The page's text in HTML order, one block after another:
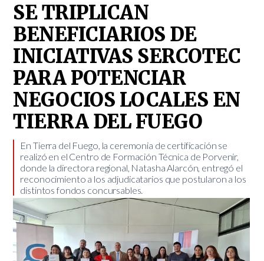
SE TRIPLICAN
BENEFICIARIOS DE
INICIATIVAS SERCOTEC
PARA POTENCIAR
NEGOCIOS LOCALES EN
TIERRA DEL FUEGO
​En Tierra del Fuego, la ceremonia de certificación se
realizó en el Centro de Formación Técnica de Porvenir,
donde la directora regional, Natasha Alarcón, entregó el
reconocimiento a los adjudicatarios que postularon a los
distintos fondos concursables.